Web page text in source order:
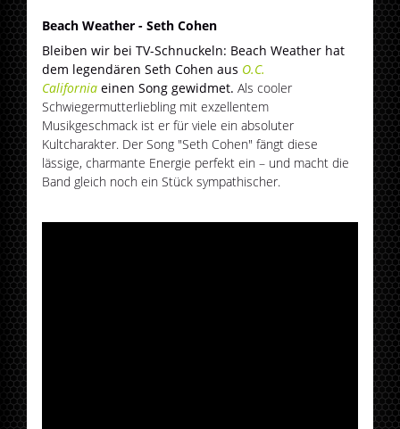
Beach Weather - Seth Cohen
Bleiben wir bei TV-Schnuckeln: Beach Weather hat
dem legendären Seth Cohen aus O.C.
California einen Song gewidmet. Als cooler
Schwiegermutterliebling mit exzellentem
Musikgeschmack ist er für viele ein absoluter
Kultcharakter. Der Song "Seth Cohen" fängt diese
lässige, charmante Energie perfekt ein – und macht die
Band gleich noch ein Stück sympathischer.